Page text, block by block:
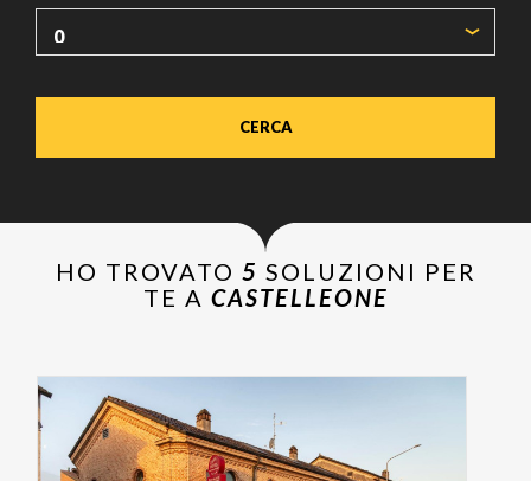
CERCA
HO TROVATO 5 SOLUZIONI PER
TE A CASTELLEONE